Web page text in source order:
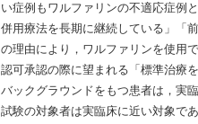
い症例もワルファリンの不適応症例
併用療法を長期に継続している」「
の理由により，ワルファリンを使用
認可承認の際に望まれる「標準治療
バックグラウンドをもつ患者は，実
試験の対象者は実臨床に近い対象で